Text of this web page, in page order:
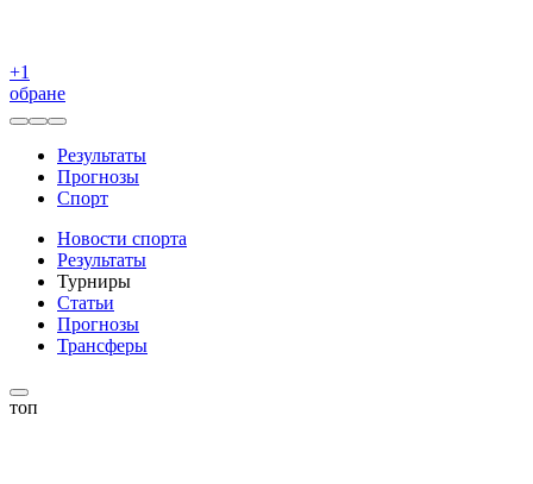
+1
обране
Результаты
Прогнозы
Спорт
Новости спорта
Результаты
Турниры
Статьи
Прогнозы
Трансферы
топ